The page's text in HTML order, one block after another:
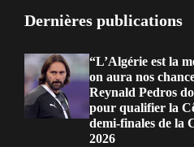
Dernières publications
“L’Algérie est la
on aura nos
Reynald Pedros
pour qualifier la
demi-finales de la
2026